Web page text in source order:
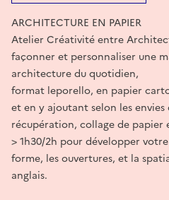
ARCHITECTURE EN PAPIER
Atelier Créativité entre
façonner et personnaliser une
architecture du quotidien,
format leporello, en papier
et en y ajoutant selon les
récupération, collage de papier
> 1h30/2h pour développer
forme, les ouvertures, et la
anglais.